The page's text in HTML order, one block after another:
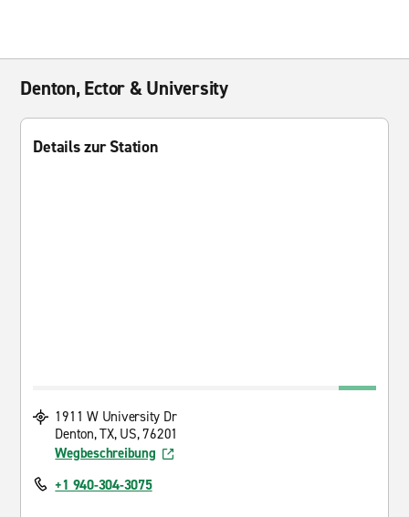
Denton, Ector & University
Details zur Station
1911 W University Dr
Denton, TX, US, 76201
Wegbeschreibung
+1 940-304-3075